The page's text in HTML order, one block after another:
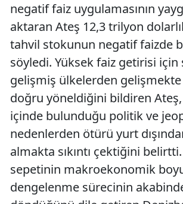
negatif faiz uygulamasının
aktaran Ateş 12,3 trilyon
tahvil stokunun negatif faizde
söyledi. Yüksek faiz getirisi
gelişmiş ülkelerden
doğru yöneldiğini bildiren
içinde bulunduğu politik ve
nedenlerden ötürü yurt
almakta sıkıntı çektiğini
sepetinin makroekonomik
dengelenme sürecinin